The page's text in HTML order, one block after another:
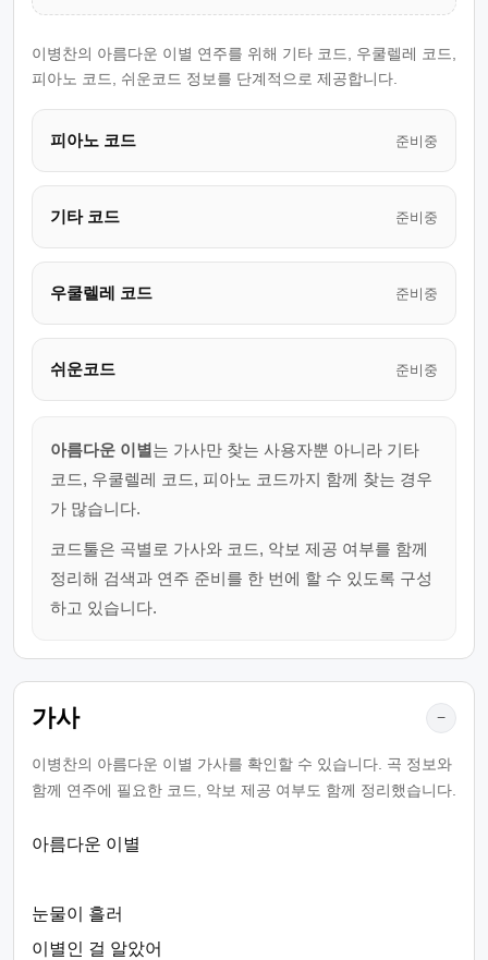
이병찬의 아름다운 이별 연주를 위해 기타 코드, 우쿨렐레 코드,
피아노 코드, 쉬운코드 정보를 단계적으로 제공합니다.
피아노 코드 준비중
기타 코드 준비중
우쿨렐레 코드 준비중
쉬운코드 준비중
아름다운 이별는 가사만 찾는 사용자뿐 아니라 기타
코드, 우쿨렐레 코드, 피아노 코드까지 함께 찾는 경우
가 많습니다.
코드툴은 곡별로 가사와 코드, 악보 제공 여부를 함께
정리해 검색과 연주 준비를 한 번에 할 수 있도록 구성
하고 있습니다.
가사 −
이병찬의 아름다운 이별 가사를 확인할 수 있습니다. 곡 정보와
함께 연주에 필요한 코드, 악보 제공 여부도 함께 정리했습니다.
아름다운 이별
눈물이 흘러
이별인 걸 알았어